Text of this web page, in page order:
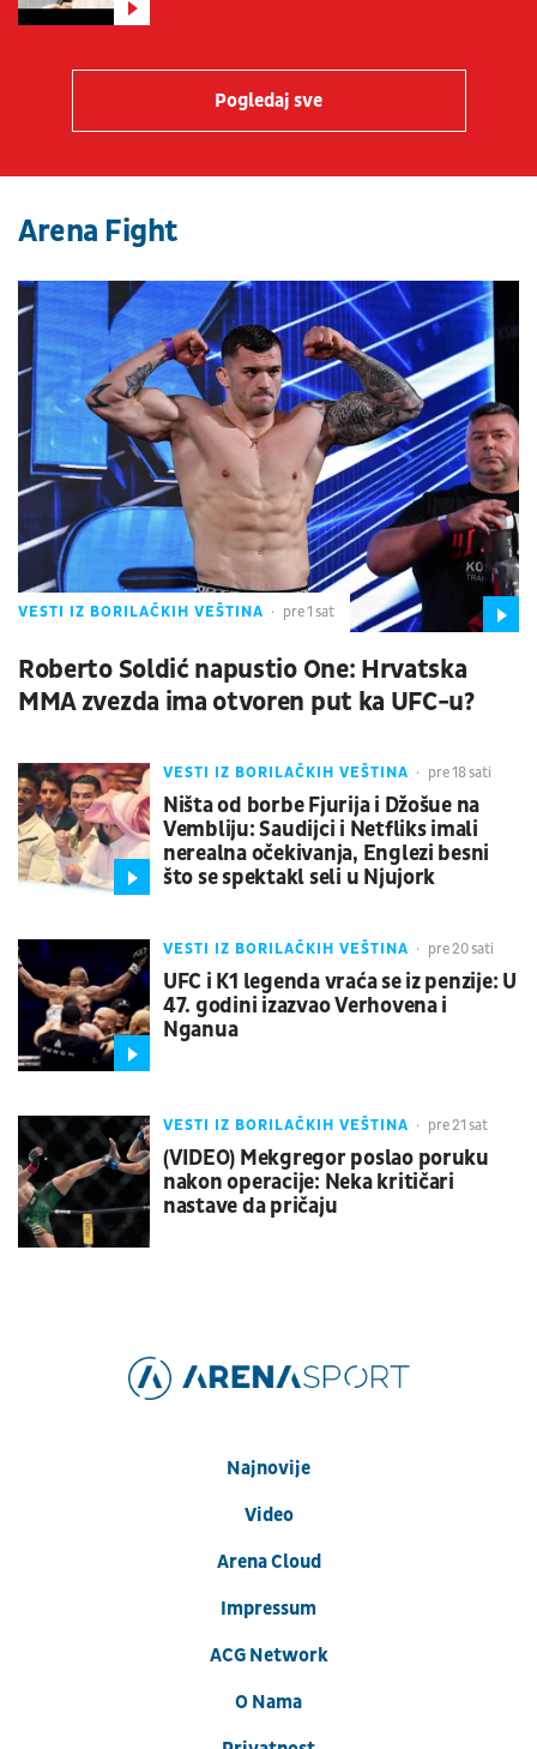
Pogledaj sve
Arena Fight
VESTI IZ BORILAČKIH VEŠTINA pre 1 sat
Roberto Soldić napustio One: Hrvatska
MMA zvezda ima otvoren put ka UFC-u?
VESTI IZ BORILAČKIH VEŠTINA pre 18 sati
Ništa od borbe Fjurija i Džošue na
Vembliju: Saudijci i Netfliks imali
nerealna očekivanja, Englezi besni
što se spektakl seli u Njujork
VESTI IZ BORILAČKIH VEŠTINA pre 20 sati
UFC i K1 legenda vraća se iz penzije: U
47. godini izazvao Verhovena i
Nganua
VESTI IZ BORILAČKIH VEŠTINA pre 21 sat
(VIDEO) Mekgregor poslao poruku
nakon operacije: Neka kritičari
nastave da pričaju
Najnovije
Video
Arena Cloud
Impressum
ACG Network
O Nama